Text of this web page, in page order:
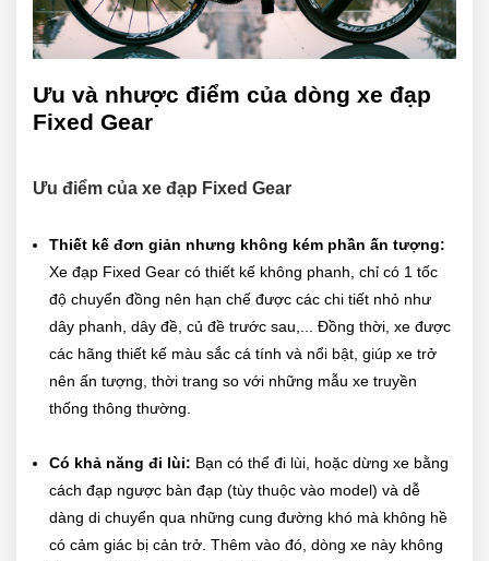
Ưu và nhược điểm của dòng xe đạp
Fixed Gear
Ưu điểm của xe đạp Fixed Gear
Thiết kế đơn giản nhưng không kém phần ấn tượng:
Xe đạp Fixed Gear có thiết kế không phanh, chỉ có 1 tốc
độ chuyển đồng nên hạn chế được các chi tiết nhỏ như
dây phanh, dây đề, củ đề trước sau,... Đồng thời, xe được
các hãng thiết kế màu sắc cá tính và nổi bật, giúp xe trở
nên ấn tượng, thời trang so với những mẫu xe truyền
thống thông thường.
Có khả năng đi lùi: Bạn có thể đi lùi, hoặc dừng xe bằng
cách đạp ngược bàn đạp (tùy thuộc vào model) và dễ
dàng di chuyển qua những cung đường khó mà không hề
có cảm giác bị cản trở. Thêm vào đó, dòng xe này không